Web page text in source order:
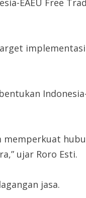
EAEU Free
Indonesia-
memperkuat
ujar Roro Esti.
jasa.